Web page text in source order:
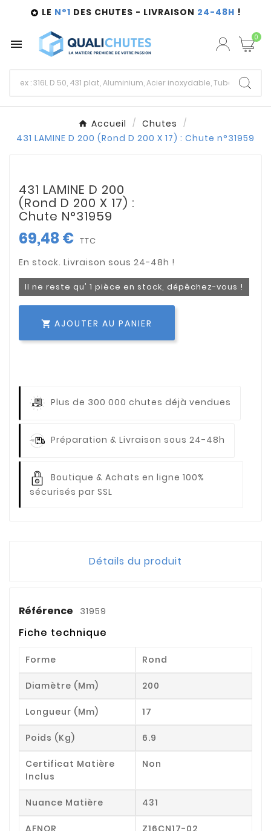
 LE N°1 DES CHUTES - LIVRAISON 24-48H !
 0
Accueil
Chutes
431 LAMINE D 200 (Rond D 200 X 17) : Chute n°31959
431 LAMINE D 200
(Rond D 200 X 17) :
Chute N°31959
69,48 € TTC
Il ne reste qu' 1 pièce en stock, dépêchez-vous !
 AJOUTER AU PANIER
Plus de 300 000 chutes déjà vendues
Préparation & Livraison sous 24-48h
Boutique & Achats en ligne 100%
sécurisés par SSL
Détails du produit
Référence 31959
Fiche technique
Forme Rond
Diamètre (mm) 200
Longueur (mm) 17
Poids (kg) 6.9
Certificat Matière
Inclus
Non
Nuance Matière 431
AFNOR Z16CN17-02